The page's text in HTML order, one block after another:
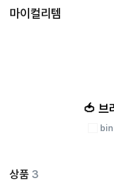
마이컬리템
🍅 브
상품 3